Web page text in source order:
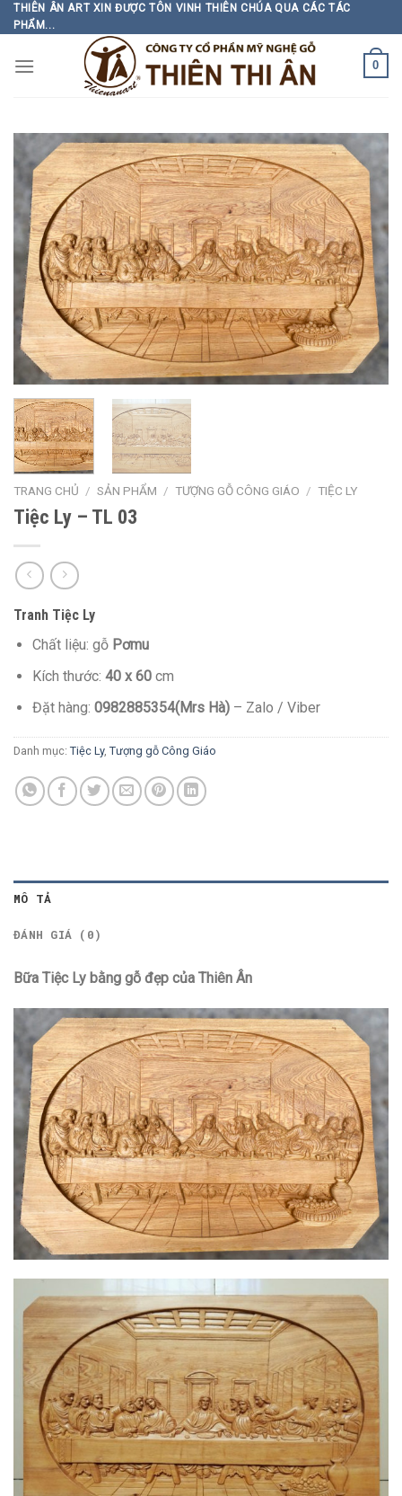
Skip
to
THIÊN ÂN ART XIN ĐƯỢC TÔN VINH THIÊN CHÚA QUA CÁC TÁC
PHẨM...
0
TRANG CHỦ / SẢN PHẨM / TƯỢNG GỖ CÔNG GIÁO / TIỆC LY
Tiệc Ly – TL 03
Tranh Tiệc Ly
Chất liệu: gỗ Pơmu
Kích thước: 40 x 60cm
Đặt hàng: 0982885354(Mrs Hà)– Zalo / Viber
Danh mục: Tiệc Ly, Tượng gỗ Công Giáo
MÔ TẢ
ĐÁNH GIÁ (0)
Bữa Tiệc Ly bằng gỗ đẹp của Thiên Ân